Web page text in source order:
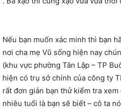
Nếu bạn muốn xác minh thì bạn
nơi cha mẹ Vũ sống hiện nay
(khu vực phường Tân Lập – TP
hiện có trụ sở chính của công ty
rất đơn giản bạn thử kiểm tra xem
nhiêu tuổi là bạn sẽ biết – cô ta